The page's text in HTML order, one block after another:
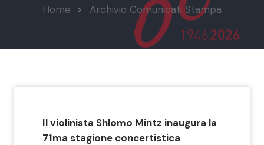
Home Archivio Comunicati Stampa
Il violinista Shlomo Mintz inaugura la
71ma stagione concertistica